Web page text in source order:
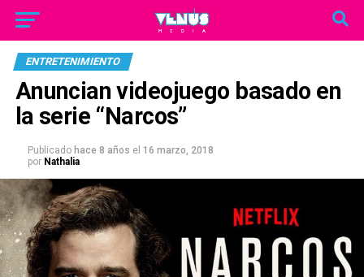
ENTRETENIMIENTO
Anuncian videojuego basado en
la serie “Narcos”
Publicado hace 8 años el 16 marzo, 2018
por Nathalia